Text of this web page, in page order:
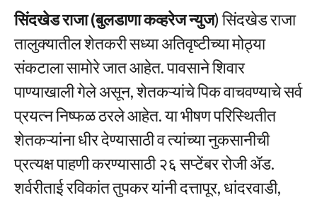
सिंदखेड राजा (बुलडाणा कव्हरेज न्युज) सिंदखेड राजा
तालुक्यातील शेतकरी सध्या अतिवृष्टीच्या मोठ्या
संकटाला सामोरे जात आहेत. पावसाने शिवार
पाण्याखाली गेले असून, शेतकऱ्यांचे पिक वाचवण्याचे सर्व
प्रयत्न निष्फळ ठरले आहेत. या भीषण परिस्थितीत
शेतकऱ्यांना धीर देण्यासाठी व त्यांच्या नुकसानीची
प्रत्यक्ष पाहणी करण्यासाठी २६ सप्टेंबर रोजी ॲड.
शर्वरीताई रविकांत तुपकर यांनी दत्तापूर, धांदरवाडी,